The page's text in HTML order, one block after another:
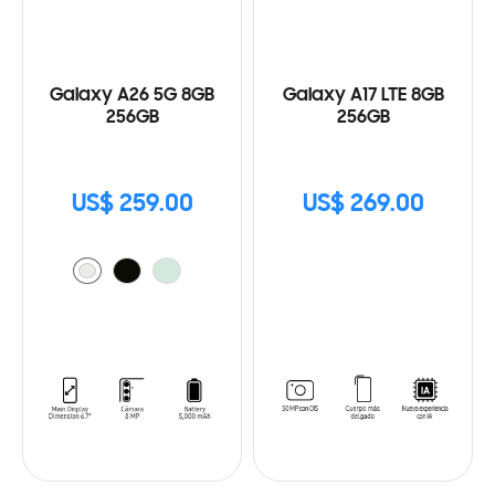
Galaxy A26 5G 8GB
256GB
US$ 259.00
Galaxy A17 LTE 8GB
256GB
US$ 269.00